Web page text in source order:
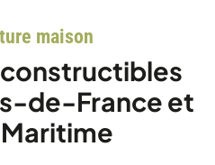
maison
de-France et